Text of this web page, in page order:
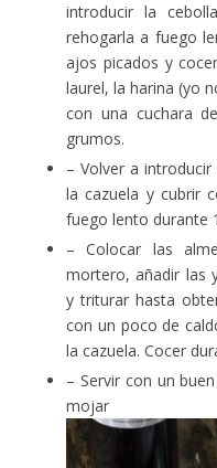
introducir la
rehogarla a fuego
ajos picados y
laurel, la harina (yo
con una cuchara
grumos.
– Volver a
la cazuela y cubrir
fuego lento durante
– Colocar las
mortero, añadir las
y triturar hasta
con un poco de
la cazuela. Cocer
– Servir con un